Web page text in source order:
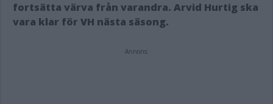
fortsätta värva från varandra. Arvid Hurtig ska
vara klar för VH nästa säsong.
Annons: